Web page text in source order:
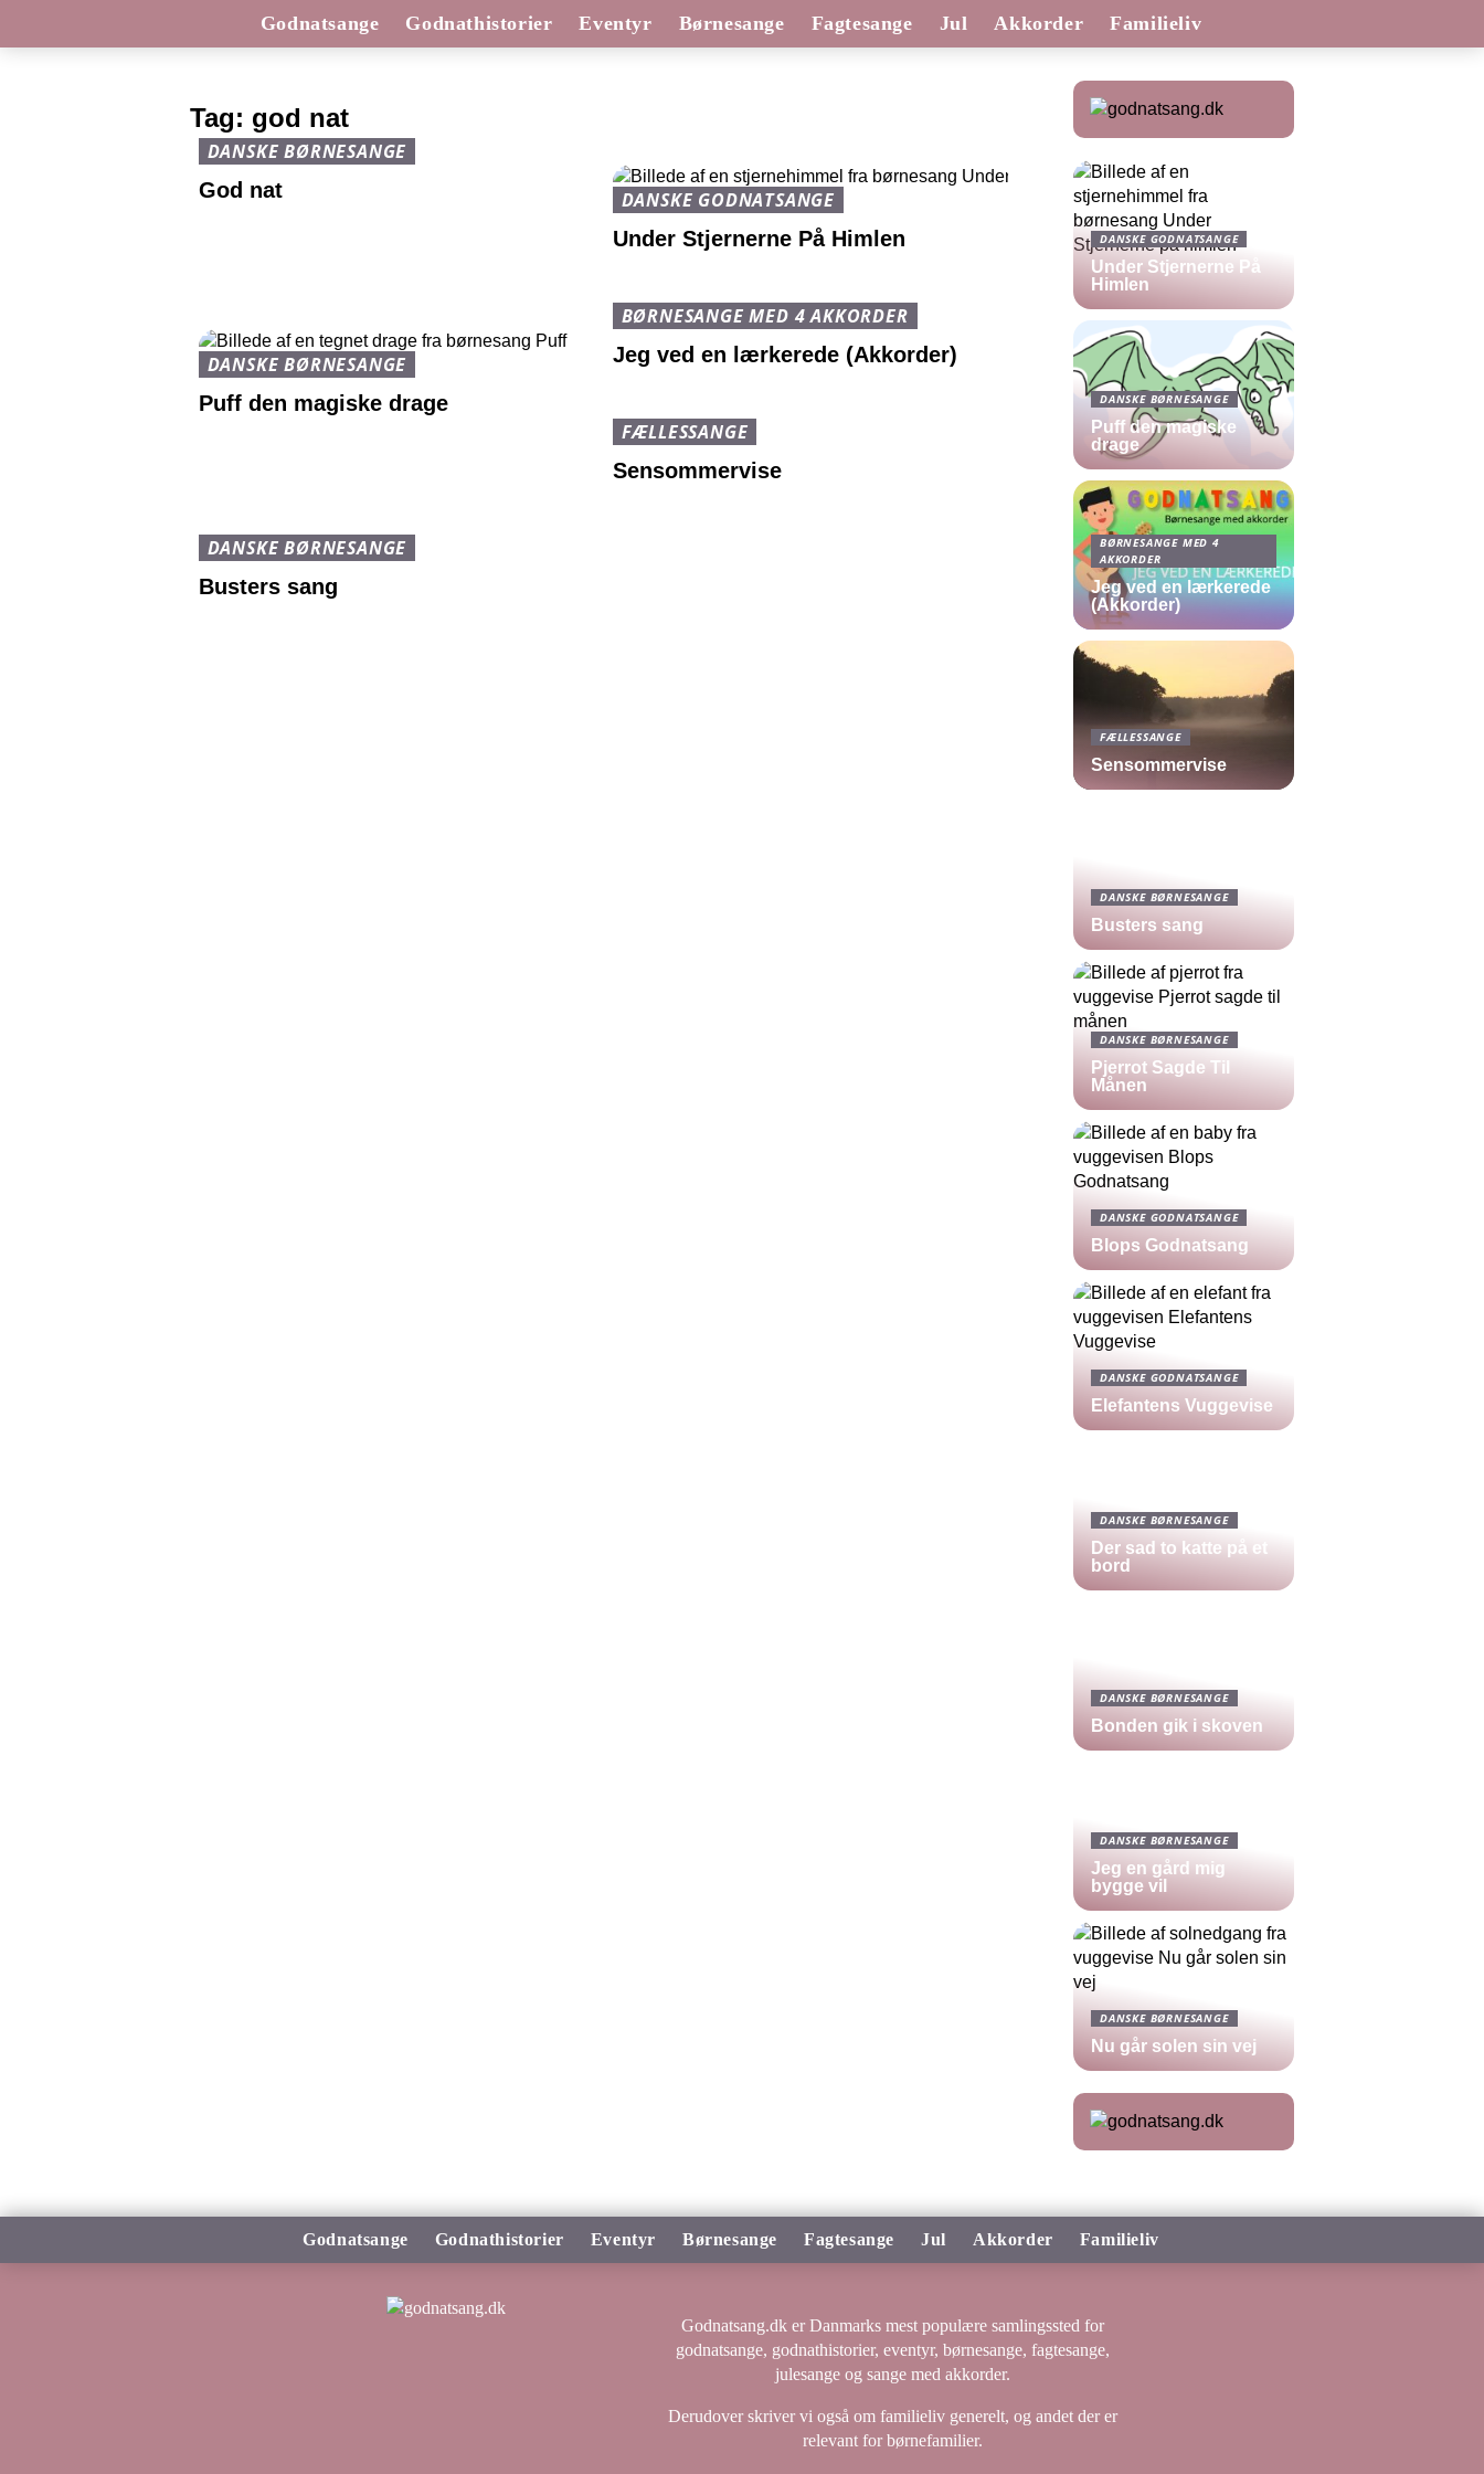
Godnatsange Godnathistorier Eventyr Børnesange Fagtesange Jul Akkorder Familieliv
Tag: god nat
DANSKE BØRNESANGE
God nat
DANSKE GODNATSANGE
Under Stjernerne På Himlen
DANSKE BØRNESANGE
Puff den magiske drage
BØRNESANGE MED 4 AKKORDER
Jeg ved en lærkerede (Akkorder)
FÆLLESSANGE
Sensommervise
DANSKE BØRNESANGE
Busters sang
DANSKE GODNATSANGE
Under Stjernerne På
Himlen
DANSKE BØRNESANGE
Puff den magiske
drage
BØRNESANGE MED 4
AKKORDER
Jeg ved en lærkerede
(Akkorder)
FÆLLESSANGE
Sensommervise
DANSKE BØRNESANGE
Busters sang
DANSKE BØRNESANGE
Pjerrot Sagde Til
Månen
DANSKE GODNATSANGE
Blops Godnatsang
DANSKE GODNATSANGE
Elefantens Vuggevise
DANSKE BØRNESANGE
Der sad to katte på et
bord
DANSKE BØRNESANGE
Bonden gik i skoven
DANSKE BØRNESANGE
Jeg en gård mig
bygge vil
DANSKE BØRNESANGE
Nu går solen sin vej
Godnatsange Godnathistorier Eventyr Børnesange Fagtesange Jul Akkorder Familieliv
Godnatsang.dk er Danmarks mest populære samlingssted for
godnatsange, godnathistorier, eventyr, børnesange, fagtesange,
julesange og sange med akkorder.
Derudover skriver vi også om familieliv generelt, og andet der er
relevant for børnefamilier.